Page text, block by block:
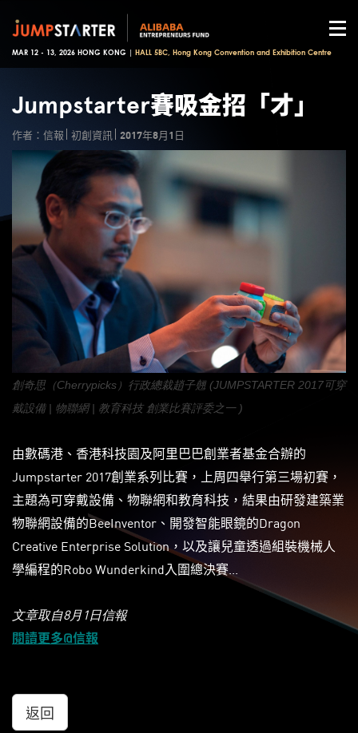
MAR 12 - 13, 2026 HONG KONG | HALL 5BC, Hong Kong Convention and Exhibition Centre
Jumpstarter賽吸金招「才」
作者：信報 初創資訊 2017年8月1日
創奇思（Cherrypicks）行政總裁趙子翹 (JUMPSTARTER 2017可穿
戴設備 | 物聯網 | 教育科技 創業比賽評委之一 )
由數碼港、香港科技園及阿里巴巴創業者基金合辦的
Jumpstarter 2017創業系列比賽，上周四舉行第三場初賽，
主題為可穿戴設備、物聯網和教育科技，結果由研發建築業
物聯網設備的BeeInventor、開發智能眼鏡的Dragon
Creative Enterprise Solution，以及讓兒童透過組裝機械人
學編程的Robo Wunderkind入圍總決賽...
文章取自8月1日信報
閱讀更多@信報
返回